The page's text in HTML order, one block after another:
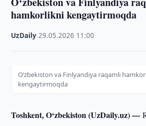
hamkorlikni kengaytirmoqda
UzDaily ·29.05.2026 11:00
Oʻzbekiston va Finlyandiya raqamli
kengaytirmoqda
Toshkent, O‘zbekiston (UzDaily.uz) —